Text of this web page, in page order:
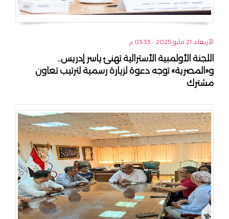
الأربعاء, 21 مايو 2025 - 03:33 م
اللجنة الأولمبية الأسترالية تهنئ ياسر إدريس..
و«المصرية» توجه دعوة لزيارة رسمية لترتيب تعاون
مشترك